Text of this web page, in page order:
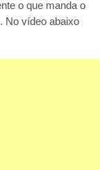
o que manda o
No vídeo abaixo